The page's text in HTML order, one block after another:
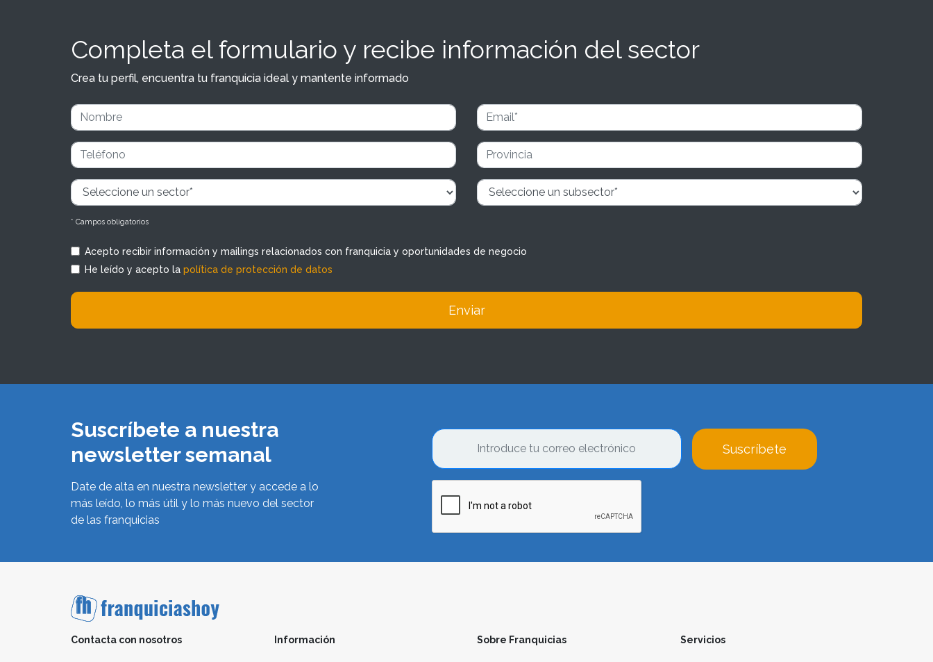
Completa el formulario y recibe información del sector
Crea tu perfil, encuentra tu franquicia ideal y mantente informado
* Campos obligatorios
Acepto recibir información y mailings relacionados con franquicia y oportunidades de negocio
He leído y acepto la política de protección de datos
Enviar
Suscríbete a nuestra
newsletter semanal
Date de alta en nuestra newsletter y accede a lo
más leído, lo más útil y lo más nuevo del sector
de las franquicias
Suscríbete
Contacta con nosotros Información Sobre Franquicias Servicios